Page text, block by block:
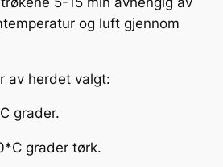
og luft gjennom
av herdet valgt:
grader.
grader tørk.